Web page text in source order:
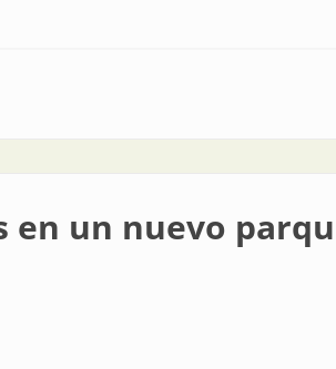
en los motores de vehículos eléctricos
un nuevo